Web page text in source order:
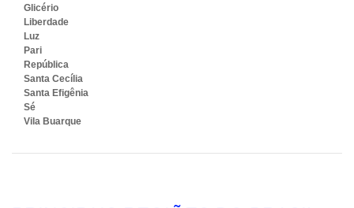
Glicério
Liberdade
Luz
Pari
República
Santa Cecília
Santa Efigênia
Sé
Vila Buarque